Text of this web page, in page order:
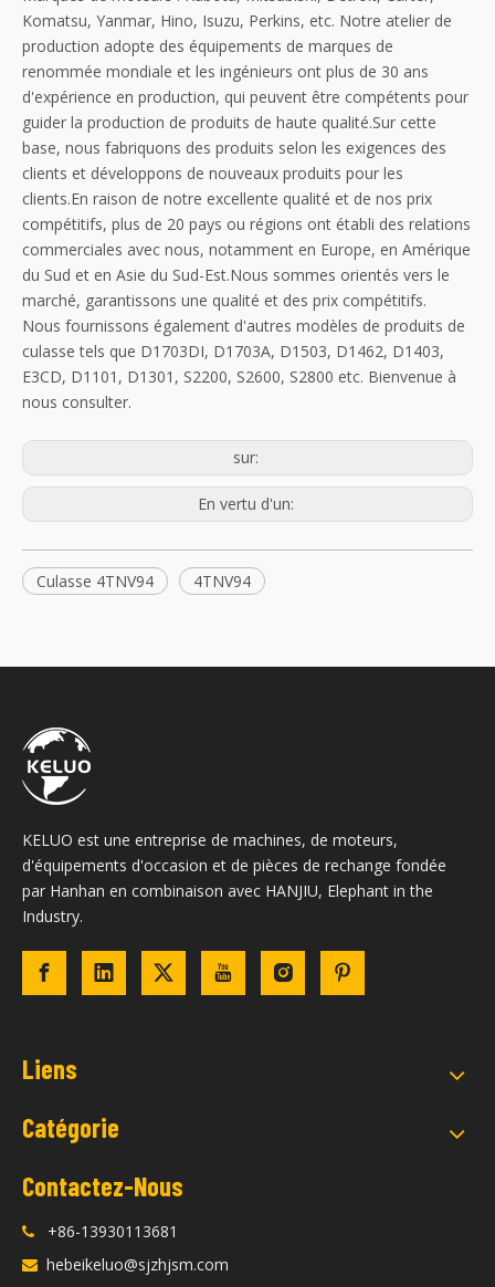
Komatsu, Yanmar, Hino, Isuzu, Perkins, etc. Notre atelier de
production adopte des équipements de marques de
renommée mondiale et les ingénieurs ont plus de 30 ans
d'expérience en production, qui peuvent être compétents pour
guider la production de produits de haute qualité.Sur cette
base, nous fabriquons des produits selon les exigences des
clients et développons de nouveaux produits pour les
clients.En raison de notre excellente qualité et de nos prix
compétitifs, plus de 20 pays ou régions ont établi des relations
commerciales avec nous, notamment en Europe, en Amérique
du Sud et en Asie du Sud-Est.Nous sommes orientés vers le
marché, garantissons une qualité et des prix compétitifs.
Nous fournissons également d'autres modèles de produits de
culasse tels que D1703DI, D1703A, D1503, D1462, D1403,
E3CD, D1101, D1301, S2200, S2600, S2800 etc. Bienvenue à
nous consulter.
sur:
En vertu d'un:
Culasse 4TNV94 4TNV94
KELUO est une entreprise de machines, de moteurs,
d'équipements d'occasion et de pièces de rechange fondée
par Hanhan en combinaison avec HANJIU, Elephant in the
Industry.
Liens
Catégorie
Contactez-Nous
 +86-13930113681
 hebeikeluo@sjzhjsm.com